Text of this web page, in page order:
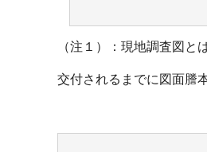
（注１）：現地調査図と
交付されるまでに図面謄